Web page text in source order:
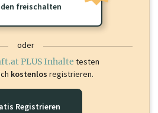
freischalten
oder
PLUS Inhalte testen
kostenlos registrieren.
Registrieren